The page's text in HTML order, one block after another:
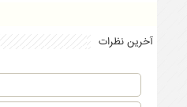
آخرین نظرات